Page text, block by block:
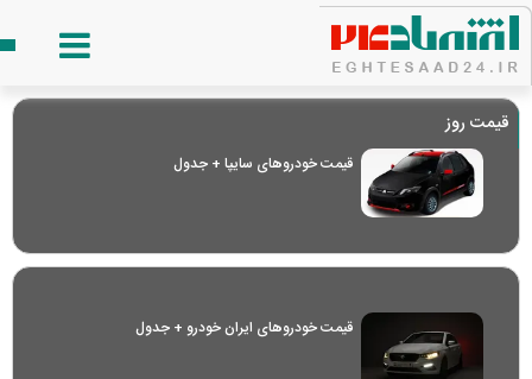
قیمت روز
قیمت خودرو‌های سایپا + جدول
قیمت خودرو‌های ایران خودرو + جدول